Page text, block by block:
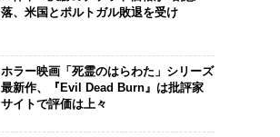
落、米国とポルトガル敗退を受け
ホラー映画「死霊のはらわた」シリーズ
最新作、『Evil Dead Burn』は批評家
サイトで評価は上々